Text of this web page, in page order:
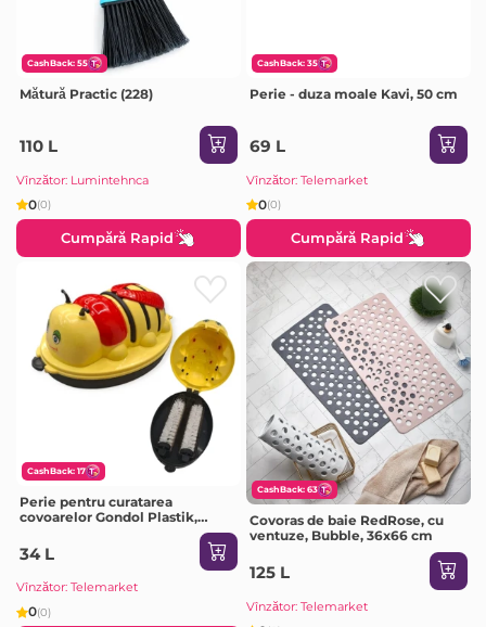
CashBack: 55
Mătură Practic (228)
110 L
Vînzător: Lumintehnca
0(0)
Cumpără Rapid
CashBack: 35
Perie - duza moale Kavi, 50 cm
69 L
Vînzător: Telemarket
0(0)
Cumpără Rapid
CashBack: 17
Perie pentru curatarea
covoarelor Gondol Plastik,
34 L
Vînzător: Telemarket
0(0)
CashBack: 63
Covoras de baie RedRose, cu
ventuze, Bubble, 36x66 cm
125 L
Vînzător: Telemarket